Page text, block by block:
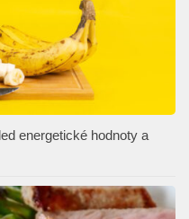
energetické hodnoty a